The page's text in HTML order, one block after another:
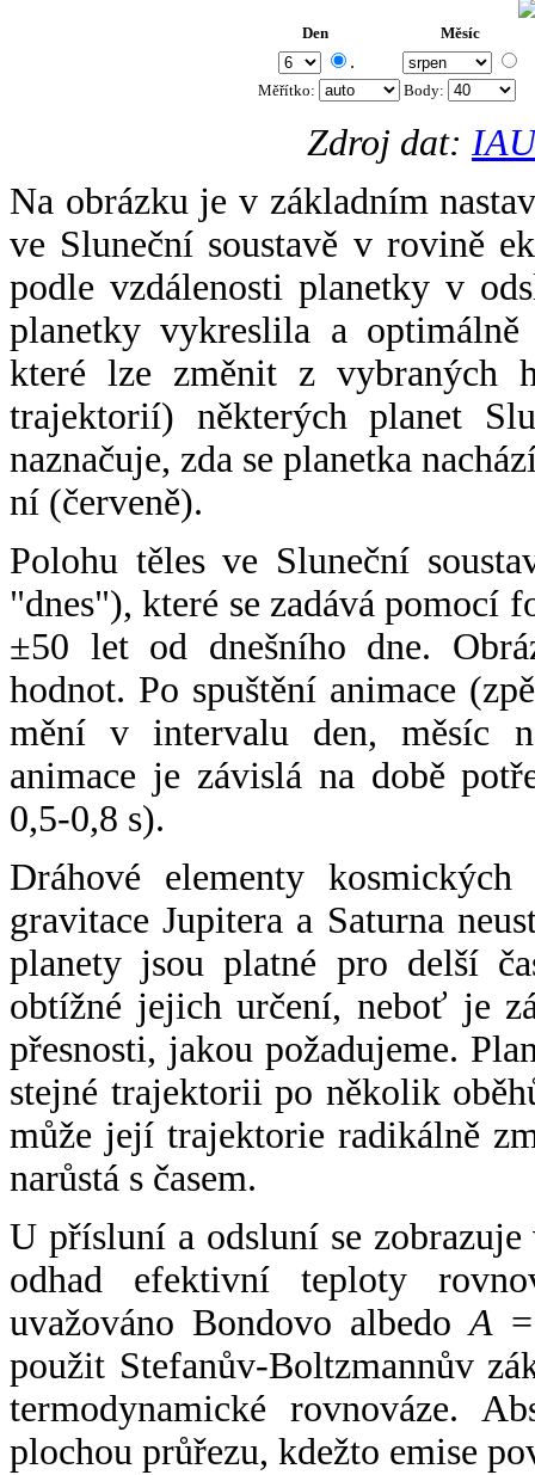
Den Měsíc
.
Měřítko: Body:
Zdroj dat:
Na obrázku je v základním
ve Sluneční soustavě v rovině
podle vzdálenosti planetky v
planetky vykreslila a
které lze změnit z vybraných
trajektorií) některých planet
naznačuje, zda se planetka
ní (červeně).
Polohu těles ve Sluneční
"dnes"), které se zadává pomocí
±50 let od dnešního dne.
hodnot. Po spuštění animace
mění v intervalu den, měsíc
animace je závislá na době
0,5-0,8 s).
Dráhové elementy
gravitace Jupitera a Saturna
planety jsou platné pro delší
obtížné jejich určení, neboť je
přesnosti, jakou požadujeme.
stejné trajektorii po několik
může její trajektorie radikálně
narůstá s časem.
U přísluní a odsluní se
odhad efektivní teploty
uvažováno Bondovo albedoA
použit Stefanův-Boltzmannův
termodynamické rovnováze.
plochou průřezu, kdežto emise